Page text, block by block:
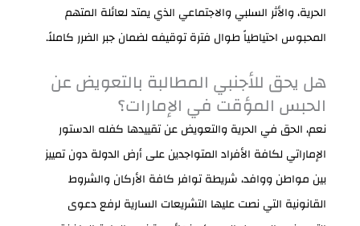
الحرية، والأثر السلبي والاجتماعي الذي يمتد لعائلة المتهم
المحبوس احتياطياً طوال فترة توقيفه لضمان جبر الضرر كاملاً.
هل يحق للأجنبي المطالبة بالتعويض عن
الحبس المؤقت في الإمارات؟
نعم، الحق في الحرية والتعويض عن تقييدها كفله الدستور
الإماراتي لكافة الأفراد المتواجدين على أرض الدولة دون تمييز
بين مواطن ووافد، شريطة توافر كافة الأركان والشروط
القانونية التي نصت عليها التشريعات السارية لرفع دعوى